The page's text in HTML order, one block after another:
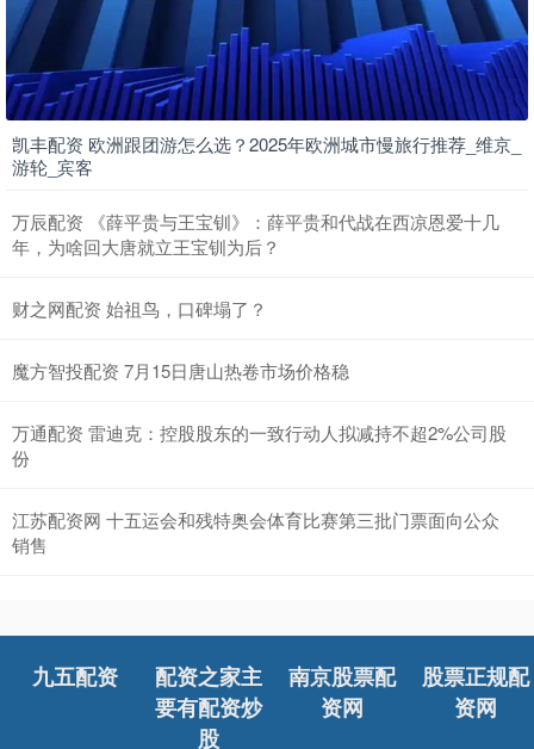
凯丰配资 欧洲跟团游怎么选？2025年欧洲城市慢旅行推荐_维京_
游轮_宾客
万辰配资 《薛平贵与王宝钏》：薛平贵和代战在西凉恩爱十几
年，为啥回大唐就立王宝钏为后？
财之网配资 始祖鸟，口碑塌了？
魔方智投配资 7月15日唐山热卷市场价格稳
万通配资 雷迪克：控股股东的一致行动人拟减持不超2%公司股
份
江苏配资网 十五运会和残特奥会体育比赛第三批门票面向公众
销售
九五配资
配资之家主
要有配资炒
股
南京股票配
资网
股票正规配
资网